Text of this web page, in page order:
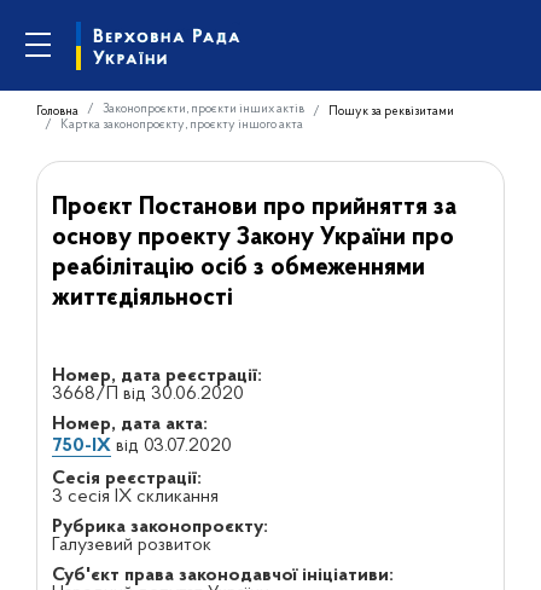
Головна Законопроєкти, проєкти інших актів
Пошук за реквізитами
Картка законопроєкту, проєкту іншого акта
Проєкт Постанови про прийняття за
основу проекту Закону України про
реабілітацію осіб з обмеженнями
життєдіяльності
Номер, дата реєстрації:
3668/П від 30.06.2020
Номер, дата акта:
750-IXвід 03.07.2020
Сесія реєстрації:
3 сесія IX скликання
Рубрика законопроєкту:
Галузевий розвиток
Суб'єкт права законодавчої ініціативи: